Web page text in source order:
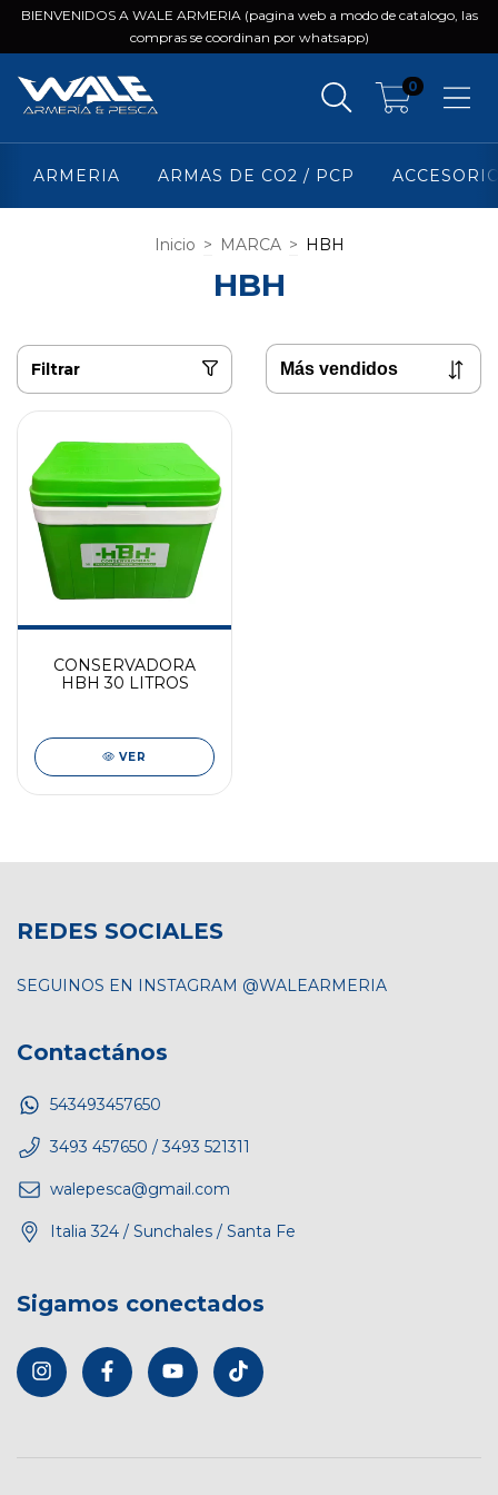
BIENVENIDOS A WALE ARMERIA (pagina web a modo de catalogo, las
compras se coordinan por whatsapp)
0
ARMERIA ARMAS DE CO2 / PCP
Inicio > MARCA > HBH
HBH
Filtrar
CONSERVADORA
HBH 30 LITROS
VER
REDES SOCIALES
SEGUINOS EN INSTAGRAM @WALEARMERIA
Contactános
543493457650
3493 457650 / 3493 521311
walepesca@gmail.com
Italia 324 / Sunchales / Santa Fe
Sigamos conectados